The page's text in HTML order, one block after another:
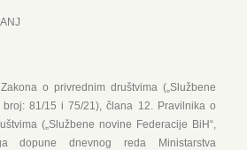
o privrednim društvima („Službene
broj: 81/15 i 75/21), člana 12. Pravilnika o
(„Službene novine Federacije BiH“,
dopune dnevnog reda Ministarstva